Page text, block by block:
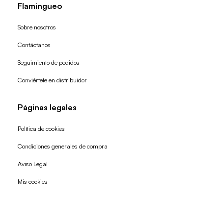
Flamingueo
Sobre nosotros
Contáctanos
Seguimiento de pedidos
Conviértete en distribuidor
Páginas legales
Política de cookies
Condiciones generales de compra
Aviso Legal
Mis cookies